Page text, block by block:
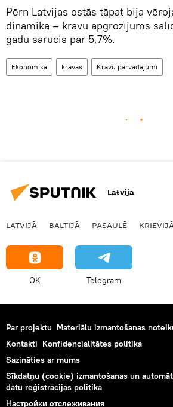
Pērn Latvijas ostās tāpat bija
dinamika – kravu apgrozījums
gadu sarucis par 5,7%.
Ekonomika kravas Kravu pārvadājumi
Latvija
LATVIJĀ BALTIJĀ PASAULĒ
OK Telegram
Par projektu Materiālu izmantošanas
Kontakti Konfidencialitātes politika
Sazināties ar mums
Sīkdatņu (cookie) izmantošanas un
datu reģistrācijas politika
Настройки отслеживания